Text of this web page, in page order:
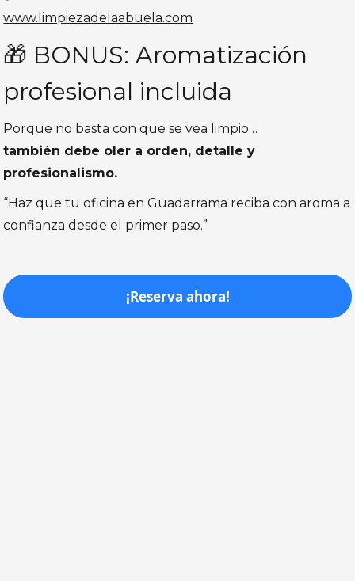
www.limpiezadelaabuela.com
🎁 BONUS: Aromatización
profesional incluida
Porque no basta con que se vea limpio…
también debe oler a orden, detalle y
profesionalismo.
“Haz que tu oficina en Guadarrama reciba con aroma a
confianza desde el primer paso.”
¡Reserva ahora!